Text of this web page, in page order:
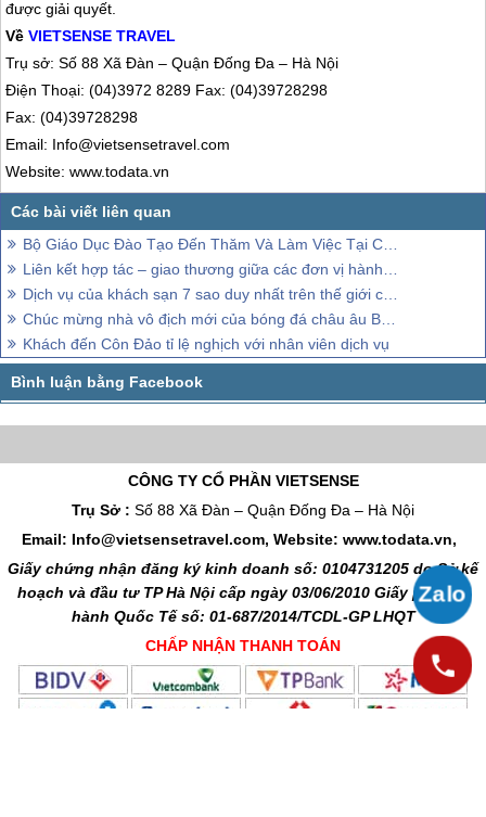
được giải quyết.
VềVIETSENSE TRAVEL
Trụ sở: Số 88 Xã Đàn – Quận Đống Đa – Hà Nội
Điện Thoại: (04)3972 8289 Fax: (04)39728298
Fax: (04)39728298
Email: Info@vietsensetravel.com
Website: www.todata.vn
Bộ Giáo Dục Đào Tạo Đến Thăm Và Làm Việc Tại Côn Đảo
Liên kết hợp tác – giao thương giữa các đơn vị hành trình
Dịch vụ của khách sạn 7 sao duy nhất trên thế giới có gì ?
Chúc mừng nhà vô địch mới của bóng đá châu âu Bồ Đào Nha 2016
Khách đến Côn Đảo tỉ lệ nghịch với nhân viên dịch vụ
CÔNG TY CỔ PHẦN VIETSENSE
Trụ Sở : Số 88 Xã Đàn – Quận Đống Đa – Hà Nội
Email: Info@vietsensetravel.com, Website: www.todata.vn,
Giấy chứng nhận đăng ký kinh doanh số: 0104731205 do Sở kế
hoạch và đầu tư TP Hà Nội cấp ngày 03/06/2010 Giấy phép lữ
hành Quốc Tế số: 01-687/2014/TCDL-GP LHQT
CHẤP NHẬN THANH TOÁN